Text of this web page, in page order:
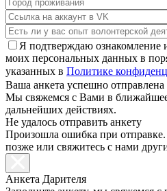
Я подтверждаю ознакомление
моих персональных данных в
указанных в Политике
Ваша анкета успешно отправлена
Мы свяжемся с Вами в
дальнейших действиях.
Не удалось отправить анкету
Произошла ошибка при
позже или свяжитесь с нами
Анкета Дарителя